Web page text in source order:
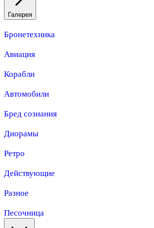
Галерея
Бронетехника
Авиация
Корабли
Автомобили
Бред сознания
Диорамы
Ретро
Действующие
Разное
Песочница